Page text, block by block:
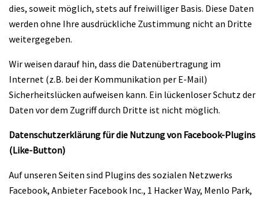
dies, soweit möglich, stets auf freiwilliger Basis. Diese Daten
werden ohne Ihre ausdrückliche Zustimmung nicht an Dritte
weitergegeben.
Wir weisen darauf hin, dass die Datenübertragung im
Internet (z.B. bei der Kommunikation per E-Mail)
Sicherheitslücken aufweisen kann. Ein lückenloser Schutz der
Daten vor dem Zugriff durch Dritte ist nicht möglich.
Datenschutzerklärung für die Nutzung von Facebook-Plugins
(Like-Button)
Auf unseren Seiten sind Plugins des sozialen Netzwerks
Facebook, Anbieter Facebook Inc., 1 Hacker Way, Menlo Park,